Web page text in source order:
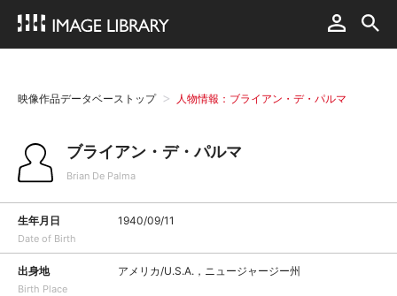
映像作品データベーストップ 人物情報：ブライアン・デ・パルマ
ブライアン・デ・パルマ
Brian De Palma
生年月日
Date of Birth
1940/09/11
出身地
Birth Place
アメリカ/U.S.A.，ニュージャージー州